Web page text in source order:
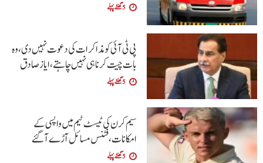
5 گھنٹے پہلے
پی ٹی آئی کو مذاکرات کی دعوت نہیں دی،وہ
بات چیت کرنا ہی نہیں چاہتے،ایاز صادق
5 گھنٹے پہلے
سیم کرن کی ٹیسٹ ٹیم میں واپسی کے
امکانات،فٹنس مسائل آڑے آگئے
5 گھنٹے پہلے